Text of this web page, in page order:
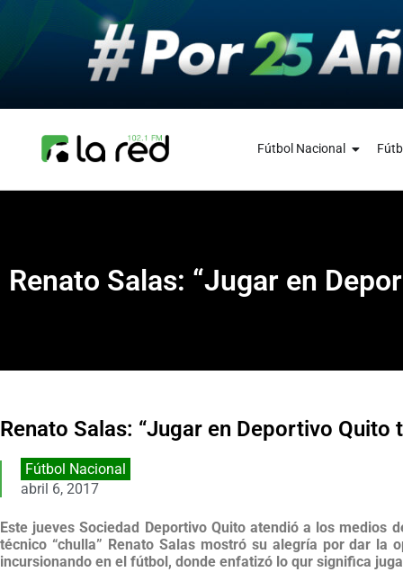
Fútbol Nacional
Renato Salas: “Jugar en
Renato Salas: “Jugar en Deportivo Quito
Fútbol Nacional
abril 6, 2017
Este jueves Sociedad Deportivo Quito atendió a los medios
técnico “chulla” Renato Salas mostró su alegría por dar la
incursionando en el fútbol, donde enfatizó lo qur significa